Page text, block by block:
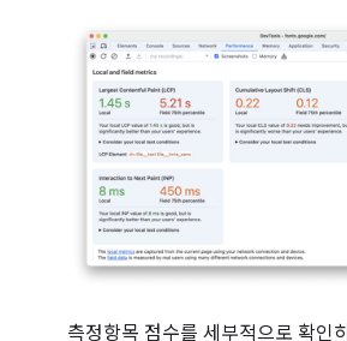
측정항목 점수를 세부적으로 확인